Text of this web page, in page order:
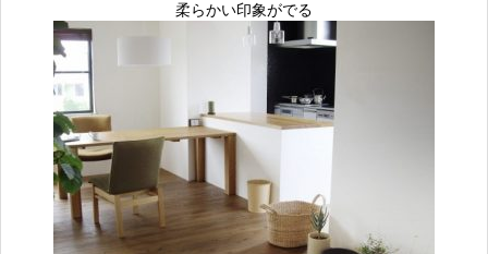
柔らかい印象がでる